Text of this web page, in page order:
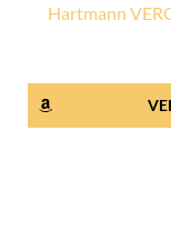
Hartmann